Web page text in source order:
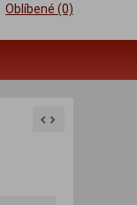
Oblíbené (0)